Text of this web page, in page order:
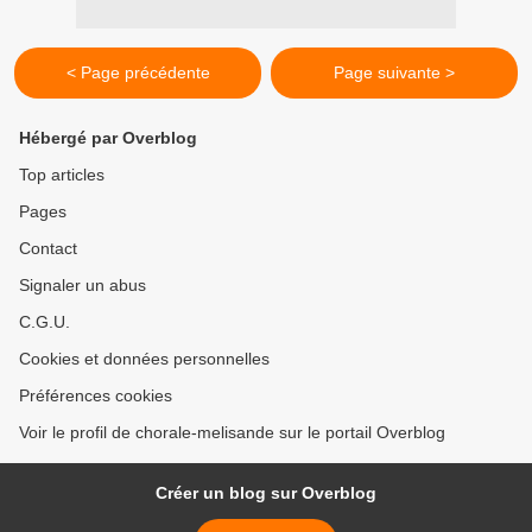
< Page précédente Page suivante >
Hébergé par Overblog
Top articles
Pages
Contact
Signaler un abus
C.G.U.
Cookies et données personnelles
Préférences cookies
Voir le profil de chorale-melisande sur le portail Overblog
Créer un blog sur Overblog